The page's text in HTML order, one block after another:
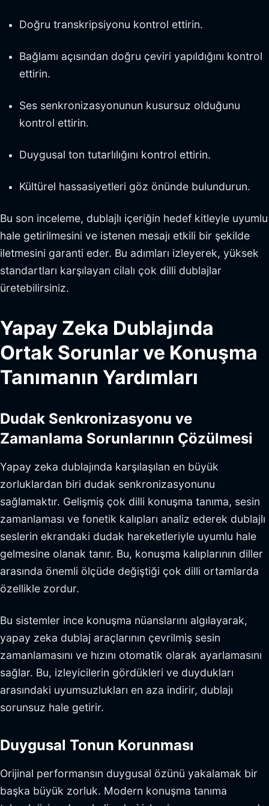
Doğru transkripsiyonu kontrol ettirin.
Bağlamı açısından doğru çeviri yapıldığını kontrol
ettirin.
Ses senkronizasyonunun kusursuz olduğunu
kontrol ettirin.
Duygusal ton tutarlılığını kontrol ettirin.
Kültürel hassasiyetleri göz önünde bulundurun.
Bu son inceleme, dublajlı içeriğin hedef kitleyle uyumlu
hale getirilmesini ve istenen mesajı etkili bir şekilde
iletmesini garanti eder. Bu adımları izleyerek, yüksek
standartları karşılayan cilalı çok dilli dublajlar
üretebilirsiniz.
Yapay Zeka Dublajında
Ortak Sorunlar ve Konuşma
Tanımanın Yardımları
Dudak Senkronizasyonu ve
Zamanlama Sorunlarının Çözülmesi
Yapay zeka dublajında karşılaşılan en büyük
zorluklardan biri dudak senkronizasyonunu
sağlamaktır. Gelişmiş çok dilli konuşma tanıma, sesin
zamanlaması ve fonetik kalıpları analiz ederek dublajlı
seslerin ekrandaki dudak hareketleriyle uyumlu hale
gelmesine olanak tanır. Bu, konuşma kalıplarının diller
arasında önemli ölçüde değiştiği çok dilli ortamlarda
özellikle zordur.
Bu sistemler ince konuşma nüanslarını algılayarak,
yapay zeka dublaj araçlarının çevrilmiş sesin
zamanlamasını ve hızını otomatik olarak ayarlamasını
sağlar. Bu, izleyicilerin gördükleri ve duydukları
arasındaki uyumsuzlukları en aza indirir, dublajı
sorunsuz hale getirir.
Duygusal Tonun Korunması
Orijinal performansın duygusal özünü yakalamak bir
başka büyük zorluk. Modern konuşma tanıma